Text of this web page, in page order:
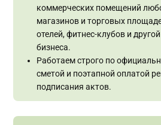
коммерческих помещений
магазинов и торговых
отелей, фитнес-клубов и
бизнеса.
Работаем строго по
сметой и поэтапной оплатой
подписания актов.